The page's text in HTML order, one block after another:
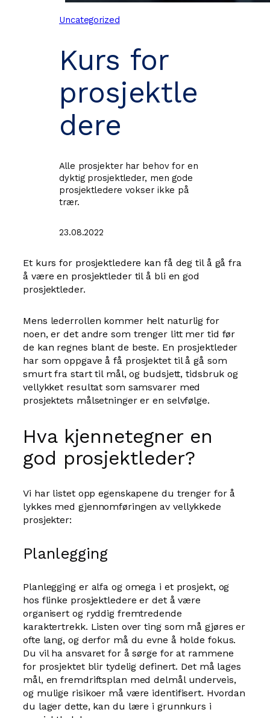
Uncategorized
Kurs for
prosjektle
dere
Alle prosjekter har behov for en
dyktig prosjektleder, men gode
prosjektledere vokser ikke på
trær.
23.08.2022
Et kurs for prosjektledere kan få deg til å gå fra
å være en prosjektleder til å bli en god
prosjektleder.
Mens lederrollen kommer helt naturlig for
noen, er det andre som trenger litt mer tid før
de kan regnes blant de beste. En prosjektleder
har som oppgave å få prosjektet til å gå som
smurt fra start til mål, og budsjett, tidsbruk og
vellykket resultat som samsvarer med
prosjektets målsetninger er en selvfølge.
Hva kjennetegner en
god prosjektleder?
Vi har listet opp egenskapene du trenger for å
lykkes med gjennomføringen av vellykkede
prosjekter:
Planlegging
Planlegging er alfa og omega i et prosjekt, og
hos flinke prosjektledere er det å være
organisert og ryddig fremtredende
karaktertrekk. Listen over ting som må gjøres er
ofte lang, og derfor må du evne å holde fokus.
Du vil ha ansvaret for å sørge for at rammene
for prosjektet blir tydelig definert. Det må lages
mål, en fremdriftsplan med delmål underveis,
og mulige risikoer må være identifisert. Hvordan
du lager dette, kan du lære i grunnkurs i